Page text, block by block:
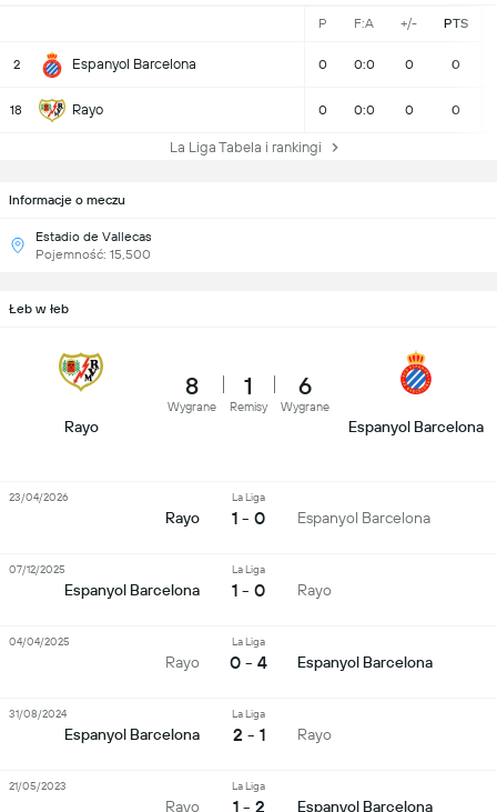
P F:A +/- PTS
2 Espanyol Barcelona 0 0:0 0 0
18 Rayo 0 0:0 0 0
La Liga Tabela i rankingi
Informacje o meczu
Estadio de Vallecas
Pojemność: 15,500
Łeb w łeb
Rayo
8
Wygrane
1
Remisy
6
Wygrane
Espanyol Barcelona
Rayo
La Liga
1 - 0 Espanyol Barcelona
23/04/2026
Espanyol Barcelona
La Liga
1 - 0 Rayo
07/12/2025
Rayo
La Liga
0 - 4 Espanyol Barcelona
04/04/2025
Espanyol Barcelona
La Liga
2 - 1 Rayo
31/08/2024
Rayo
La Liga
1 - 2 Espanyol Barcelona
21/05/2023